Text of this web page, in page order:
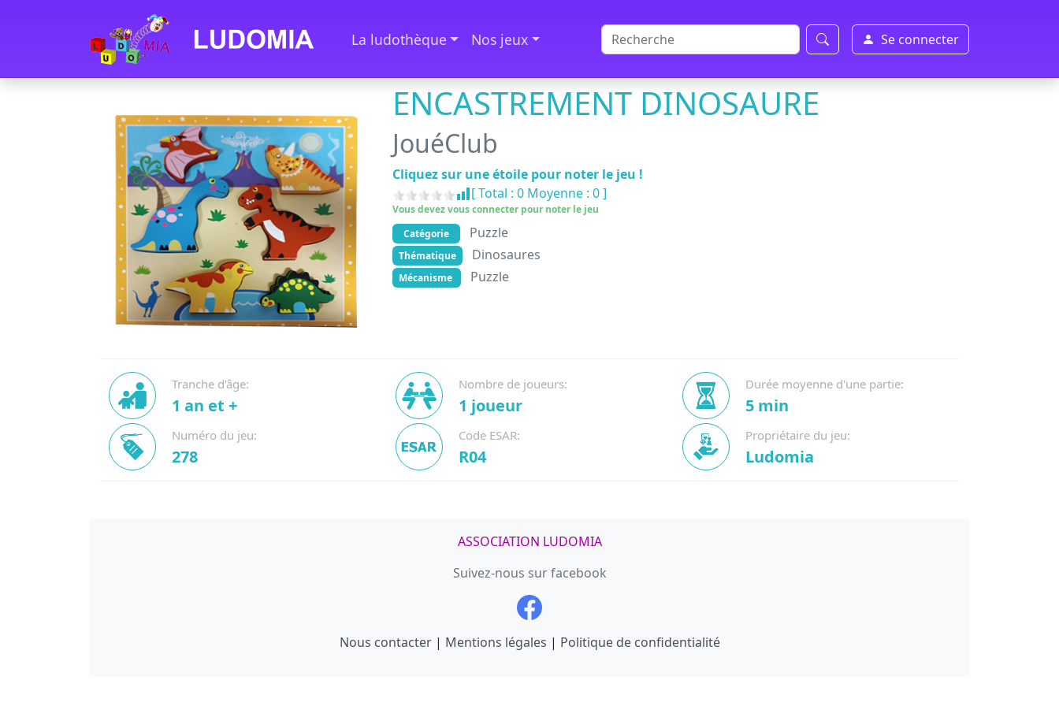
La ludothèque Nos jeux Se connecter
ENCASTREMENT DINOSAURE
JouéClub
Cliquez sur une étoile pour noter le jeu !
[ Total : 0 Moyenne : 0]
Vous devez vous connecter pour noter le jeu
Catégorie
Puzzle
Thématique Dinosaures
Mécanisme Puzzle
Tranche d'âge:
1 an et +
Nombre de joueurs:
1 joueur
Durée moyenne d'une partie:
5 min
Numéro du jeu:
278
Code ESAR:
R04
Propriétaire du jeu:
Ludomia
ASSOCIATION LUDOMIA
Suivez-nous sur facebook
Nous contacter| Mentions légales | Politique de confidentialité